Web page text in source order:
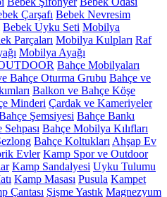
Çarşafı Bebek Nevresim
Bebek Uyku Seti Mobilya
Parçaları Mobilya Kulpları Raf
Mobilya Ayağı
Bahçe Mobilyaları
Bahçe Oturma Grubu Bahçe ve
Balkon ve Bahçe Köşe
Minderi Çardak ve Kameriyeler
Şemsiyesi Bahçe Bankı
Sehpası Bahçe Mobilya Kılıfları
Bahçe Koltukları Ahşap Ev
Evler Kamp Spor ve Outdoor
Kamp Sandalyesi Uyku Tulumu
Kamp Masası Pusula Kampet
Çantası Şişme Yastık Magnezyum